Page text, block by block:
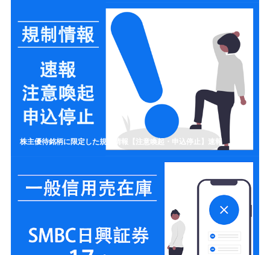
株主優待銘柄に限定した規制情報【注意喚起・申込停止】速報